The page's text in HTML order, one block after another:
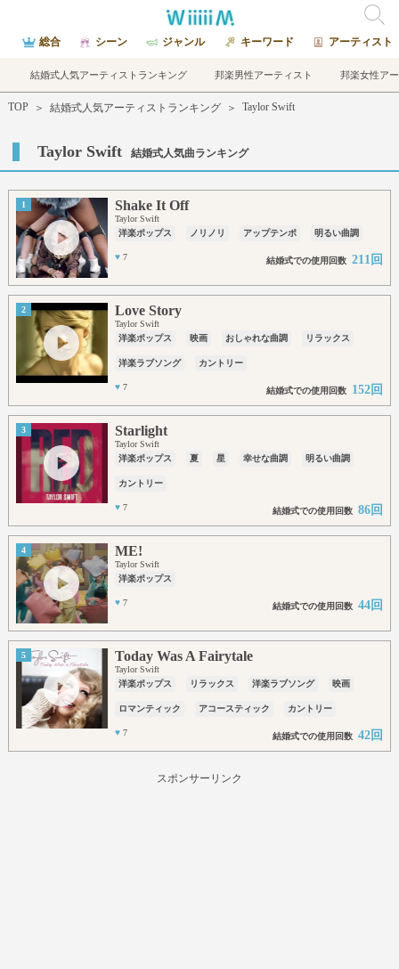
総合 シーン ジャンル キーワード アーティスト
結婚式人気アーティストランキング 邦楽男性アーティスト 邦楽女性ア
TOP ＞ 結婚式人気アーティストランキング ＞ Taylor Swift
Taylor Swift 結婚式人気曲ランキング
1 Shake It Off
Taylor Swift
洋楽ポップス
ノリノリ アップテンポ 明るい曲調
♥ 7 結婚式での使用回数 211回
2 Love Story
Taylor Swift
洋楽ポップス
映画 おしゃれな曲調 リラックス
洋楽ラブソング カントリー
♥ 7 結婚式での使用回数 152回
3 Starlight
Taylor Swift
洋楽ポップス
夏 星 幸せな曲調 明るい曲調
カントリー
♥ 7 結婚式での使用回数 86回
4 ME!
Taylor Swift
洋楽ポップス
♥ 7 結婚式での使用回数 44回
5 Today Was A Fairytale
Taylor Swift
洋楽ポップス
リラックス 洋楽ラブソング 映画
ロマンティック アコースティック カントリー
♥ 7 結婚式での使用回数 42回
スポンサーリンク